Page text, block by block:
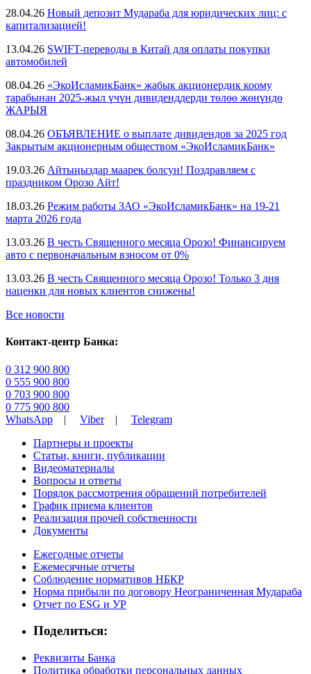
28.04.26 Новый депозит Мудараба для юридических лиц: с
капитализацией!
13.04.26 SWIFT-переводы в Китай для оплаты покупки
автомобилей
08.04.26 «ЭкоИсламикБанк» жабык акционердик коому
тарабынан 2025-жыл үчүн дивиденддерди төлөө жөнүндө
ЖАРЫЯ
08.04.26 ОБЪЯВЛЕНИЕ о выплате дивидендов за 2025 год
Закрытым акционерным обществом «ЭкоИсламикБанк»
19.03.26 Айтыңыздар маарек болсун! Поздравляем с
праздником Орозо Айт!
18.03.26 Режим работы ЗАО «ЭкоИсламикБанк» на 19-21
марта 2026 года
13.03.26 В честь Священного месяца Орозо! Финансируем
авто с первоначальным взносом от 0%
13.03.26 В честь Священного месяца Орозо! Только 3 дня
наценки для новых клиентов снижены!
Все новости
Контакт-центр Банка:
0 312 900 800
0 555 900 800
0 703 900 800
0 775 900 800
WhatsApp | Viber| Telegram
Партнеры и проекты
Статьи, книги, публикации
Видеоматериалы
Вопросы и ответы
Порядок рассмотрения обращений потребителей
График приема клиентов
Реализация прочей собственности
Документы
Ежегодные отчеты
Ежемесячные отчеты
Соблюдение нормативов НБКР
Норма прибыли по договору Неограниченная Мудараба
Отчет по ESG и УР
Поделиться:
Реквизиты Банка
Политика обработки персональных данных